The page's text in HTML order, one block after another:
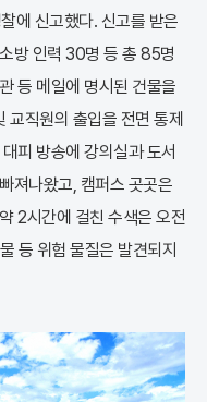
에 신고했다. 신고를 받은
방 인력 30명 등 총 85명
등 메일에 명시된 건물을
교직원의 출입을 전면 통제
피 방송에 강의실과 도서
져나왔고, 캠퍼스 곳곳은
2시간에 걸친 수색은 오전
등 위험 물질은 발견되지